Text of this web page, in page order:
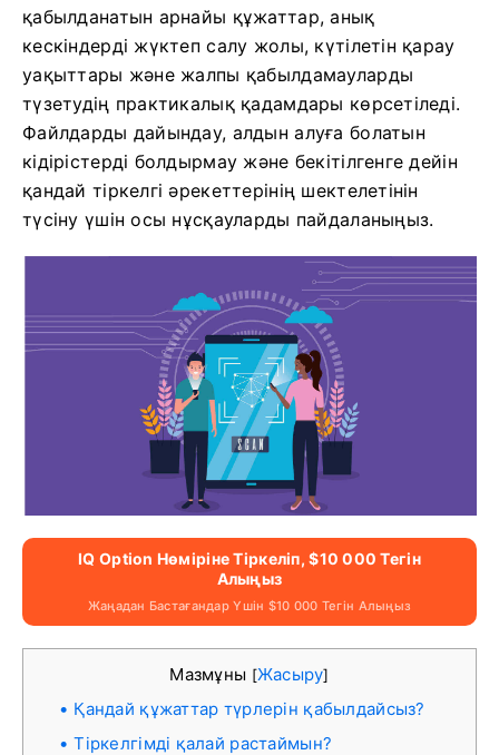
қабылданатын арнайы құжаттар, анық
кескіндерді жүктеп салу жолы, күтілетін қарау
уақыттары және жалпы қабылдамауларды
түзетудің практикалық қадамдары көрсетіледі.
Файлдарды дайындау, алдын алуға болатын
кідірістерді болдырмау және бекітілгенге дейін
қандай тіркелгі әрекеттерінің шектелетінін
түсіну үшін осы нұсқауларды пайдаланыңыз.
IQ Option Нөміріне Тіркеліп, $10 000 Тегін
Алыңыз
Жаңадан Бастағандар Үшін $10 000 Тегін Алыңыз
Мазмұны [Жасыру]
Қандай құжаттар түрлерін қабылдайсыз?
Тіркелгімді қалай растаймын?